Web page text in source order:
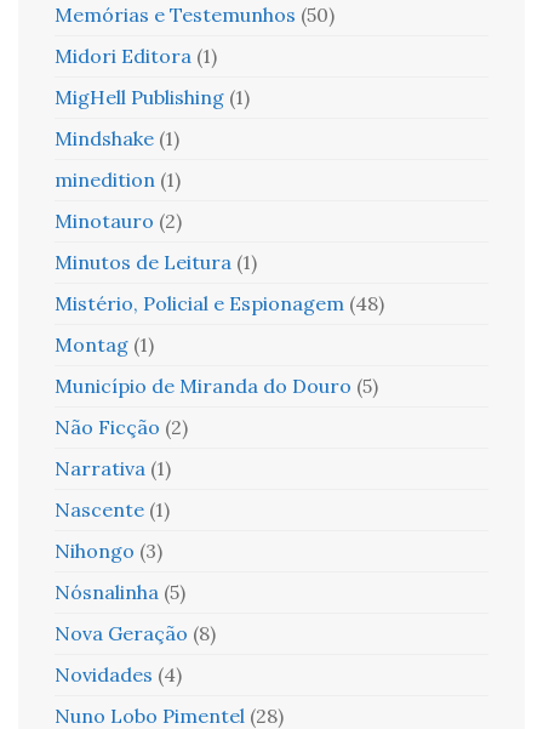
Memórias e Testemunhos (50)
Midori Editora (1)
MigHell Publishing (1)
Mindshake (1)
minedition (1)
Minotauro (2)
Minutos de Leitura (1)
Mistério, Policial e Espionagem (48)
Montag (1)
Município de Miranda do Douro (5)
Não Ficção (2)
Narrativa (1)
Nascente (1)
Nihongo (3)
Nósnalinha (5)
Nova Geração (8)
Novidades (4)
Nuno Lobo Pimentel (28)